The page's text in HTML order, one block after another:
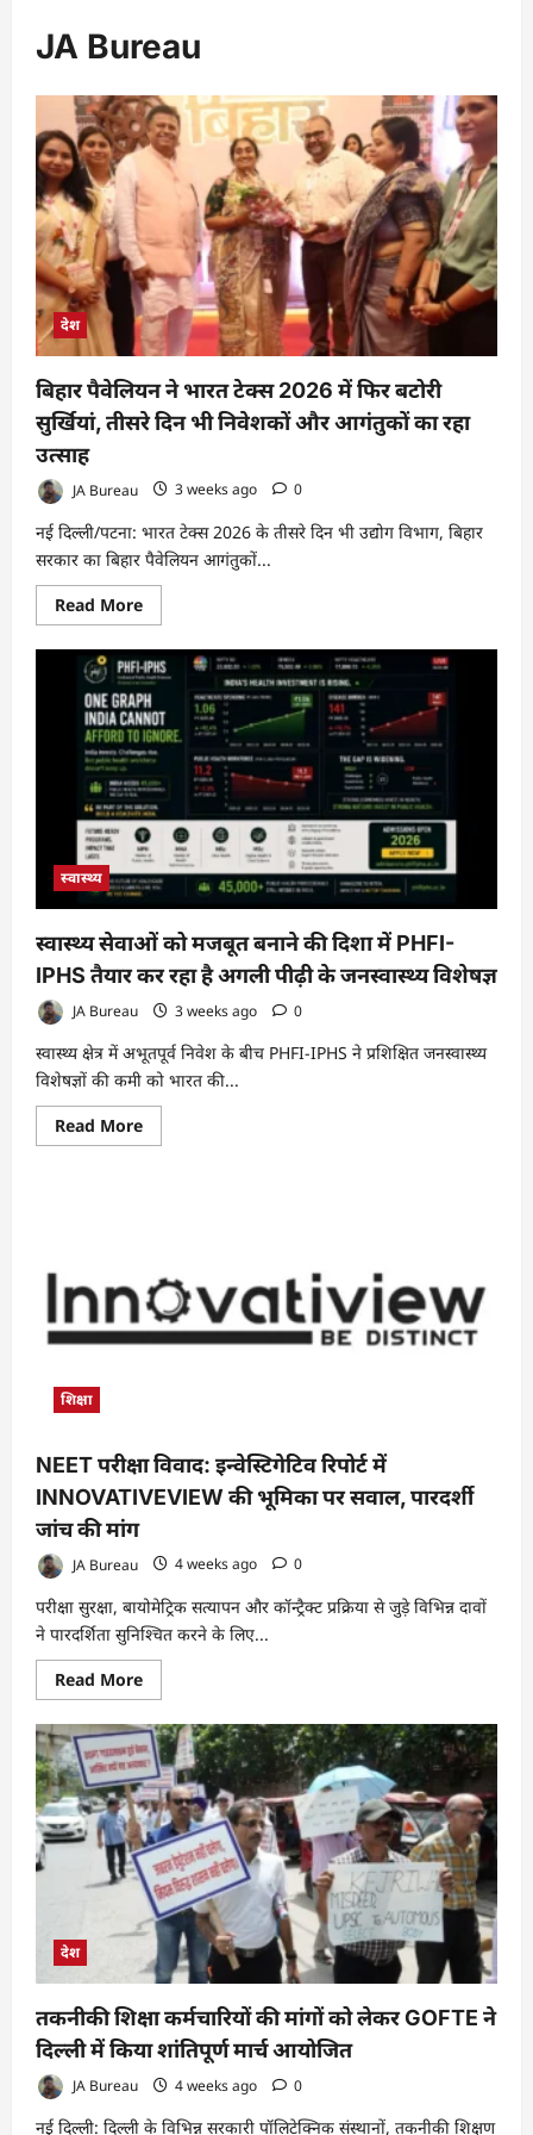
JA Bureau
देश
बिहार पैवेलियन ने भारत टेक्स 2026 में फिर बटोरी
सुर्खियां, तीसरे दिन भी निवेशकों और आगंतुकों का रहा
उत्साह
JA Bureau 3 weeks ago 0
नई दिल्ली/पटना: भारत टेक्स 2026 के तीसरे दिन भी उद्योग विभाग, बिहार
सरकार का बिहार पैवेलियन आगंतुकों...
Read MoreRead
more
बिहार
पैवेलियन
ने
भारत
टेक्स
2026
में
फिर
बटोरी
सुर्खियां,
तीसरे
दिन
भी
निवेशकों
और
आगंतुकों
रहा
उत्साह
स्वास्थ्य
स्वास्थ्य सेवाओं को मजबूत बनाने की दिशा में PHFI-
IPHS तैयार कर रहा है अगली पीढ़ी के जनस्वास्थ्य विशेषज्ञ
JA Bureau 3 weeks ago 0
स्वास्थ्य क्षेत्र में अभूतपूर्व निवेश के बीच PHFI-IPHS ने प्रशिक्षित जनस्वास्थ्य
विशेषज्ञों की कमी को भारत की...
Read MoreRead
more
दिशा
में
PHFI-
IPHS
तैयार
जनस्वास्थ्य
विशेषज्ञ
शिक्षा
NEET परीक्षा विवाद: इन्वेस्टिगेटिव रिपोर्ट में
INNOVATIVEVIEW की भूमिका पर सवाल, पारदर्शी
जांच की मांग
JA Bureau 4 weeks ago 0
परीक्षा सुरक्षा, बायोमेट्रिक सत्यापन और कॉन्ट्रैक्ट प्रक्रिया से जुड़े विभिन्न दावों
ने पारदर्शिता सुनिश्चित करने के लिए...
Read MoreRead
more
NEET
परीक्षा
विवाद:
इन्वेस्टिगेटिव
रिपोर्ट
में
INNOVATIVEVIEW
की
भूमिका
पर
सवाल,
पारदर्शी
जांच
की
मांग
देश
तकनीकी शिक्षा कर्मचारियों की मांगों को लेकर GOFTE ने
दिल्ली में किया शांतिपूर्ण मार्च आयोजित
JA Bureau 4 weeks ago 0
नई दिल्ली: दिल्ली के विभिन्न सरकारी पॉलिटेक्निक संस्थानों, तकनीकी शिक्षण